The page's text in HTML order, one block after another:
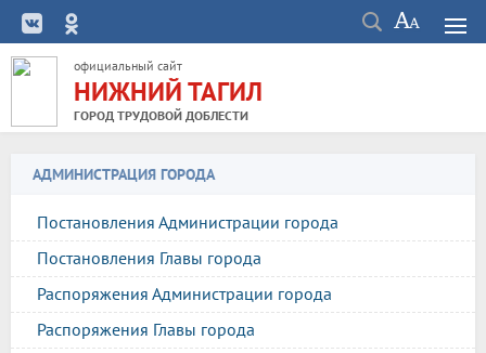
официальный сайт
НИЖНИЙ ТАГИЛ
ГОРОД ТРУДОВОЙ ДОБЛЕСТИ
АДМИНИСТРАЦИЯ ГОРОДА
Постановления Администрации города
Постановления Главы города
Распоряжения Администрации города
Распоряжения Главы города